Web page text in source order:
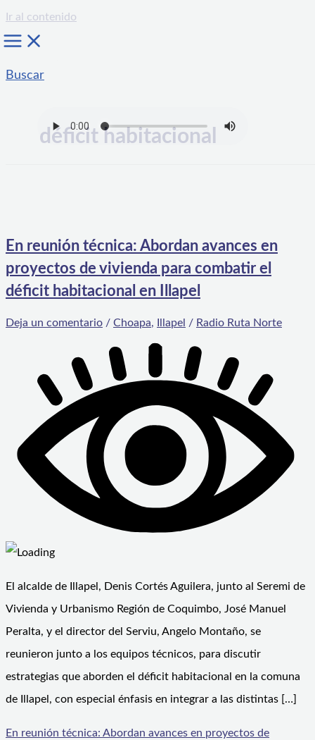
Ir al contenido
Buscar
déficit habitacional
En reunión técnica: Abordan avances en
proyectos de vivienda para combatir el
déficit habitacional en Illapel
Deja un comentario / Choapa, Illapel / Radio Ruta Norte
El alcalde de Illapel, Denis Cortés Aguilera, junto al Seremi de
Vivienda y Urbanismo Región de Coquimbo, José Manuel
Peralta, y el director del Serviu, Angelo Montaño, se
reunieron junto a los equipos técnicos, para discutir
estrategias que aborden el déficit habitacional en la comuna
de Illapel, con especial énfasis en integrar a las distintas […]
En reunión técnica: Abordan avances en proyectos de